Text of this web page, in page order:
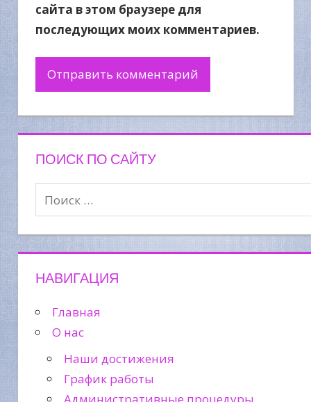
сайта в этом браузере для
последующих моих комментариев.
ПОИСК ПО САЙТУ
НАВИГАЦИЯ
Главная
О нас
Наши достижения
График работы
Административные процедуры